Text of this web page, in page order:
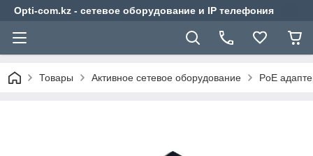
Opti-com.kz - сетевое оборудование и IP телефония
Товары Активное сетевое оборудование PoE